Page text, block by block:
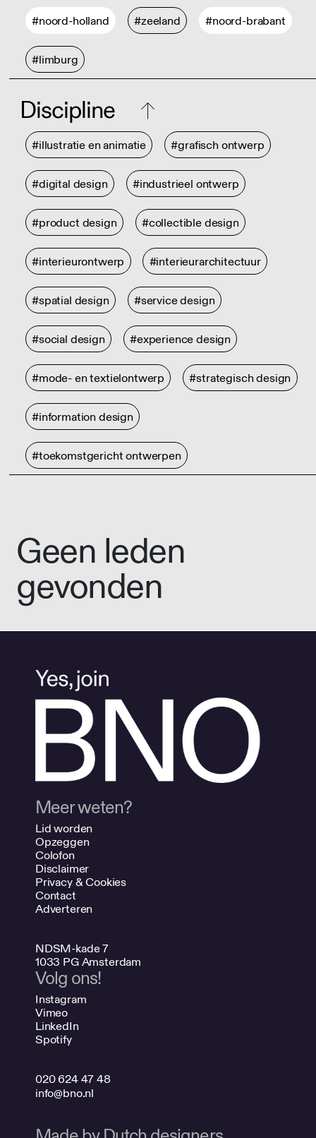
#noord-holland #zeeland #noord-brabant
#limburg
Discipline
#illustratie en animatie #grafisch ontwerp
#digital design #industrieel ontwerp
#product design #collectible design
#interieurontwerp #interieurarchitectuur
#spatial design #service design
#social design #experience design
#mode- en textielontwerp #strategisch design
#information design
#toekomstgericht ontwerpen
Geen leden
gevonden
Meer weten?
Lid worden
Opzeggen
Colofon
Disclaimer
Privacy & Cookies
Contact
Adverteren
NDSM-kade 7
1033 PG Amsterdam
Volg ons!
Instagram
Vimeo
LinkedIn
Spotify
020 624 47 48
info@bno.nl